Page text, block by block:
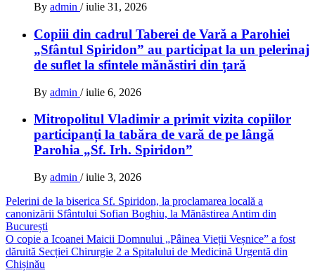
By admin / iulie 31, 2026
Copiii din cadrul Taberei de Vară a Parohiei
„Sfântul Spiridon” au participat la un pelerinaj
de suflet la sfintele mănăstiri din țară
By admin / iulie 6, 2026
Mitropolitul Vladimir a primit vizita copiilor
participanți la tabăra de vară de pe lângă
Parohia „Sf. Irh. Spiridon”
By admin / iulie 3, 2026
Navigare
în
articole
Pelerini de la biserica Sf. Spiridon, la proclamarea locală a
canonizării Sfântului Sofian Boghiu, la Mănăstirea Antim din
București
O copie a Icoanei Maicii Domnului „Pâinea Vieții Veșnice” a fost
dăruită Secției Chirurgie 2 a Spitalului de Medicină Urgentă din
Chișinău